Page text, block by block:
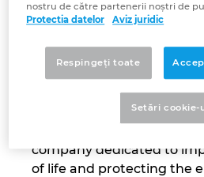
company dedicated to
of life and protecting the
China Taiwan
Coreea de Sud
nostru de către partenerii noștri de
Protectia datelor
Aviz juridic
Respingeți toate
Setări cookie-